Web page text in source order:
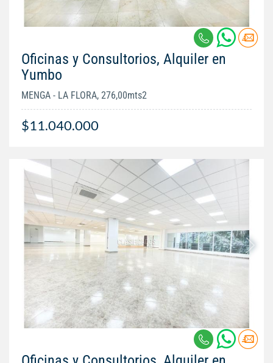
Oficinas y Consultorios, Alquiler en
Yumbo
MENGA - LA FLORA, 276,00mts2
$11.040.000